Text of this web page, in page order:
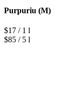
Purpuriu (M)
$17 / 1 l
$85 / 5 l